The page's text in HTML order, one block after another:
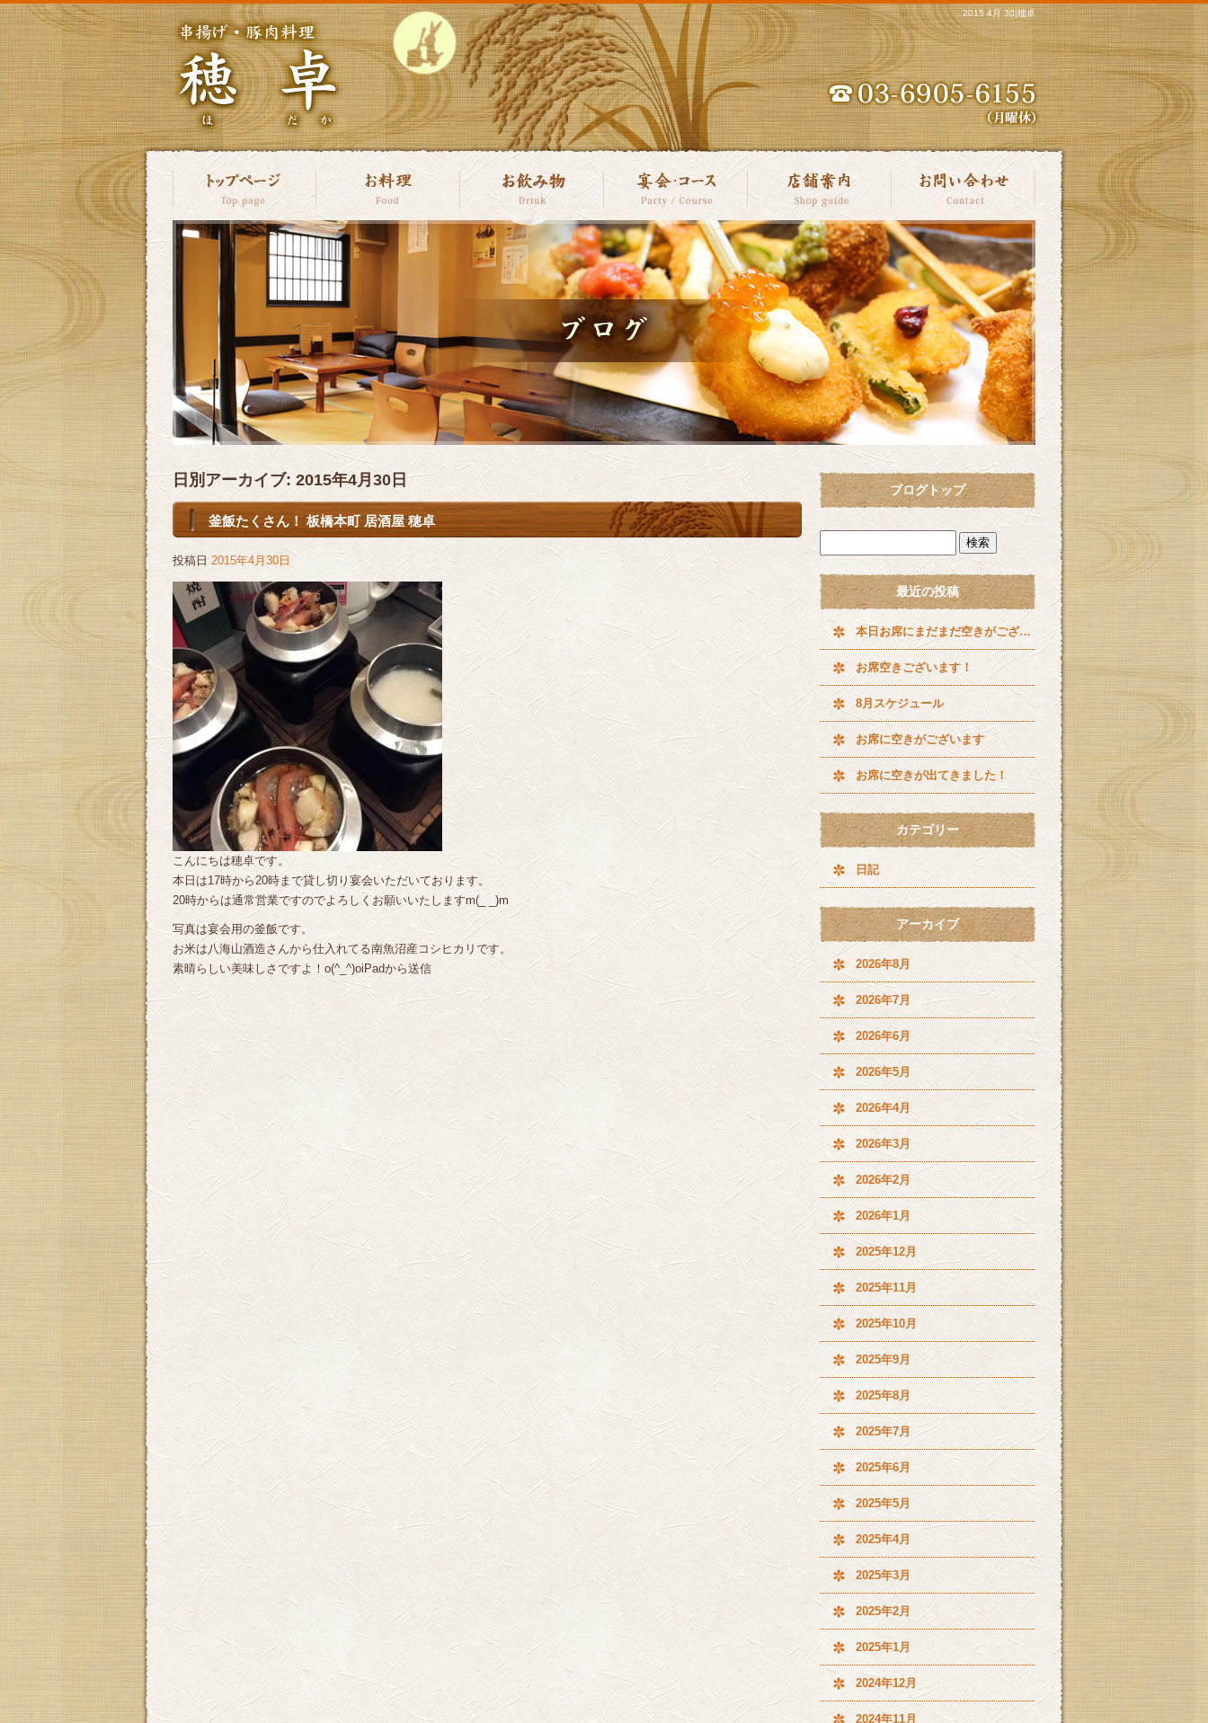
2015 4月 30|穂卓
日別アーカイブ: 2015年4月30日
釜飯たくさん！ 板橋本町 居酒屋 穂卓
投稿日 2015年4月30日
こんにちは穂卓です。
本日は17時から20時まで貸し切り宴会いただいております。
20時からは通常営業ですのでよろしくお願いいたしますm(_ _)m
写真は宴会用の釜飯です。
お米は八海山酒造さんから仕入れてる南魚沼産コシヒカリです。
素晴らしい美味しさですよ！o(^_^)oiPadから送信
ブログトップ
最近の投稿
本日お席にまだまだ空きがございます^ ^
お席空きございます！
8月スケジュール
お席に空きがございます
お席に空きが出てきました！
カテゴリー
日記
アーカイブ
2026年8月
2026年7月
2026年6月
2026年5月
2026年4月
2026年3月
2026年2月
2026年1月
2025年12月
2025年11月
2025年10月
2025年9月
2025年8月
2025年7月
2025年6月
2025年5月
2025年4月
2025年3月
2025年2月
2025年1月
2024年12月
2024年11月